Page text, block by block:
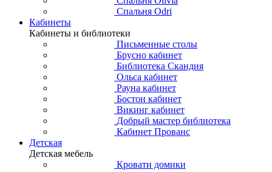
Спальня Odri
Кабинеты
Кабинеты и библиотеки
Письменные столы
Брусно кабинет
Библиотека Скандия
Ольса кабинет
Рауна кабинет
Бостон кабинет
Викинг кабинет
Добрый мастер библиотека
Кабинет Прованс
Детская
Детская мебель
Кровати домики